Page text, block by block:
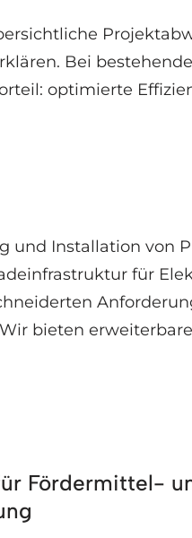
Bei
optimierte
und Installation von
für
bieten
Fördermittel-